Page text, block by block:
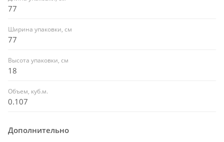
77
Ширина упаковки, см
77
Высота упаковки, см
18
Объем, куб.м.
0.107
Дополнительно